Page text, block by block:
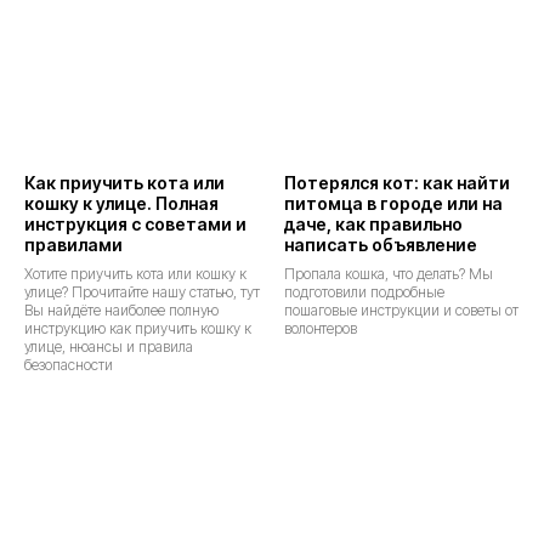
Как приучить кота или
кошку к улице. Полная
инструкция с советами и
правилами
Хотите приучить кота или кошку к
улице? Прочитайте нашу статью, тут
Вы найдёте наиболее полную
инструкцию как приучить кошку к
улице, нюансы и правила
безопасности
Потерялся кот: как найти
питомца в городе или на
даче, как правильно
написать объявление
Пропала кошка, что делать? Мы
подготовили подробные
пошаговые инструкции и советы от
волонтеров